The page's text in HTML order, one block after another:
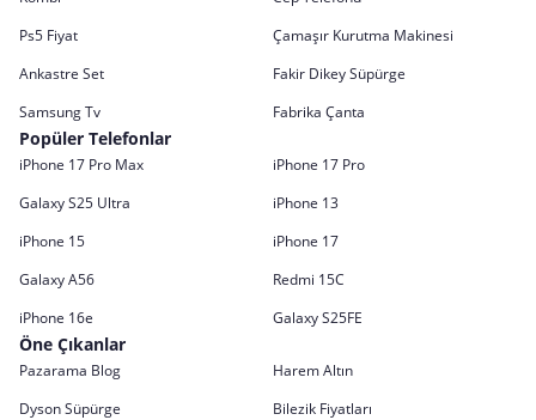
Ps5 Fiyat
Çamaşır Kurutma Makinesi
Ankastre Set
Fakir Dikey Süpürge
Samsung Tv
Fabrika Çanta
Popüler Telefonlar
iPhone 17 Pro Max
iPhone 17 Pro
Galaxy S25 Ultra
iPhone 13
iPhone 15
iPhone 17
Galaxy A56
Redmi 15C
iPhone 16e
Galaxy S25FE
Öne Çıkanlar
Pazarama Blog
Harem Altın
Dyson Süpürge
Bilezik Fiyatları